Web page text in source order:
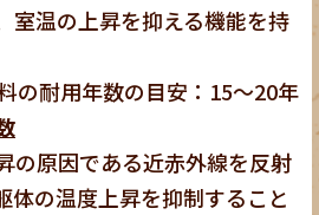
室温の上昇を抑える機能を持
の耐用年数の目安：15～20年
の原因である近赤外線を反射
体の温度上昇を抑制すること